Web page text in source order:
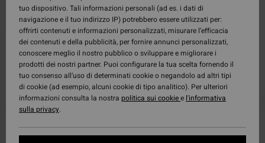
tuo dispositivo. Tali informazioni personali (ad es. i dati di
navigazione e il tuo indirizzo IP) potrebbero essere utilizzati per:
offrirti contenuti e informazioni personalizzati, misurare l’efficacia
dei contenuti e della pubblicità, per fornire annunci personalizzati,
conoscere meglio il nostro pubblico o sviluppare e migliorare i
prodotti dei nostri partner. Puoi configurare la tua scelta fornendo il
tuo consenso all’uso di determinati cookie o negandolo ad altri tipi
di cookie (ad esempio, alcuni cookie di tipo analitico). Per ulteriori
informazioni consulta la nostra politica sui cookiee l'informativa
sulla privacy.